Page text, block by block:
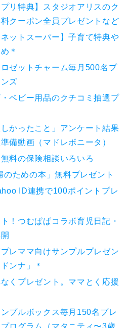
リ特典】スタジオアリスのク
クーポン全員プレゼントなど
ネットスーパー】子育て特典や
＊
ゼットチャーム毎月500名プ
ズ
ベビー用品のクチコミ抽選プ
しかったこと」アンケート結果
備動画（マドレボニータ）
料の保険相談いろいろ
ための本」無料プレゼント
ID連携で100ポイントプレ
！つむぱぱコラボ育児日記・
レママ向けサンプルプレゼン
ンナ」＊
くプレゼント。ママとく応援
プルボックス毎月150名プレ
ログラム（マタニティ〜3歳